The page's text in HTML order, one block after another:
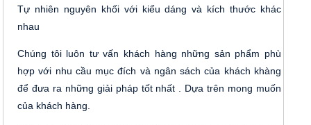
Tự nhiên nguyên khối với kiểu dáng và kích thước khác
nhau
Chúng tôi luôn tư vấn khách hàng những sản phẩm phù
hợp với nhu cầu mục đích và ngân sách của khách khàng
để đưa ra những giải pháp tốt nhất . Dựa trên mong muốn
của khách hàng.